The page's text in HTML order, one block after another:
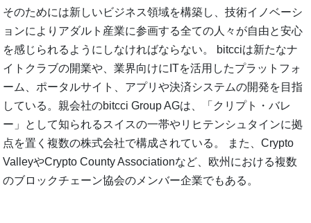
そのためには新しいビジネス領域を構築し、技術イノベーシ
ョンによりアダルト産業に参画する全ての人々が自由と安心
を感じられるようにしなければならない。 bitcciは新たなナ
イトクラブの開業や、業界向けにITを活用したプラットフォ
ーム、ポータルサイト、アプリや決済システムの開発を目指
している。親会社のbitcci Group AGは、「クリプト・バレ
ー」として知られるスイスの一帯やリヒテンシュタインに拠
点を置く複数の株式会社で構成されている。 また、Crypto
ValleyやCrypto County Associationなど、欧州における複数
のブロックチェーン協会のメンバー企業でもある。